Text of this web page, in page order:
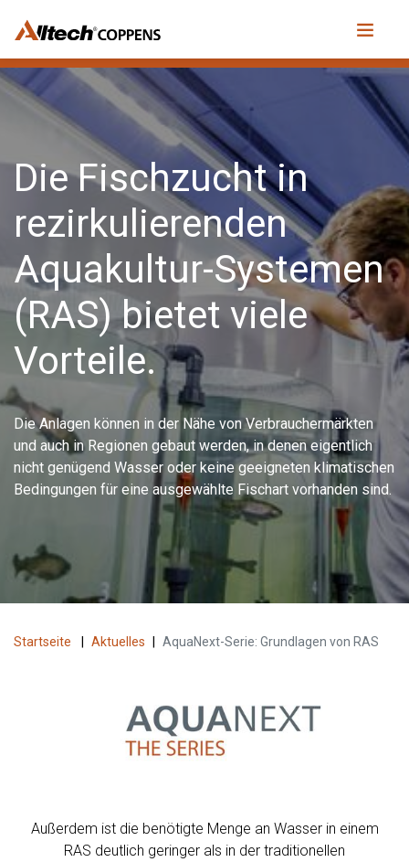
Die Fischzucht in
rezirkulierenden
Aquakultur-Systemen
(RAS) bietet viele
Vorteile.
Die Anlagen können in der Nähe von Verbrauchermärkten
und auch in Regionen gebaut werden, in denen eigentlich
nicht genügend Wasser oder keine geeigneten klimatischen
Bedingungen für eine ausgewählte Fischart vorhanden sind.
Startseite Aktuelles AquaNext-Serie: Grundlagen von RAS
Außerdem ist die benötigte Menge an Wasser in einem
RAS deutlich geringer als in der traditionellen